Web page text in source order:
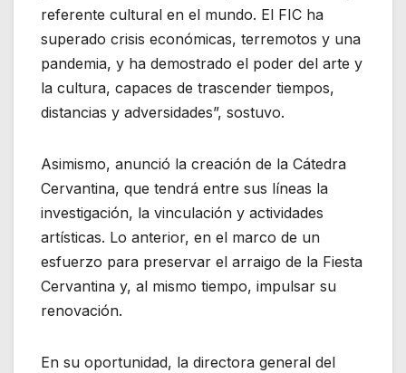
referente cultural en el mundo. El FIC ha
superado crisis económicas, terremotos y una
pandemia, y ha demostrado el poder del arte y
la cultura, capaces de trascender tiempos,
distancias y adversidades”, sostuvo.
Asimismo, anunció la creación de la Cátedra
Cervantina, que tendrá entre sus líneas la
investigación, la vinculación y actividades
artísticas. Lo anterior, en el marco de un
esfuerzo para preservar el arraigo de la Fiesta
Cervantina y, al mismo tiempo, impulsar su
renovación.
En su oportunidad, la directora general del